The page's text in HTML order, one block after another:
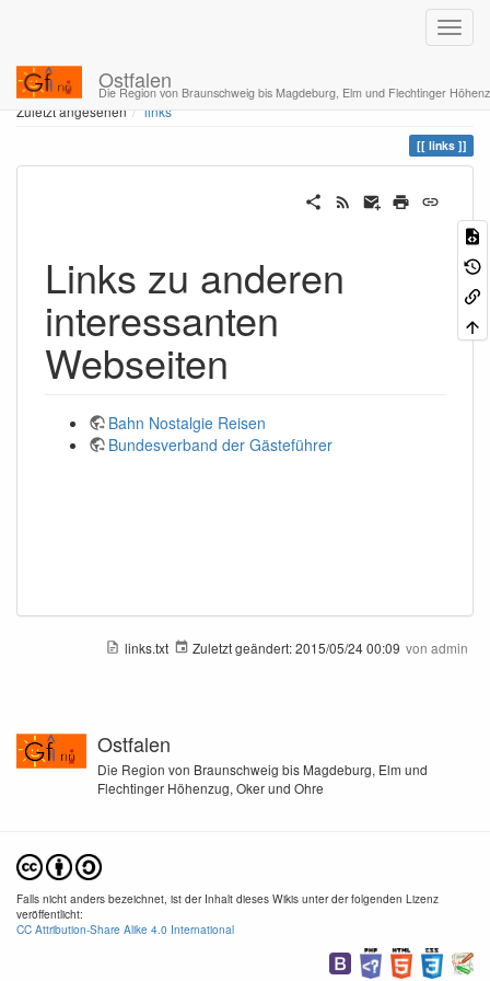
Ostfalen
Die Region von Braunschweig bis Magdeburg, Elm und Flechtinger
Sie befinden sich hier Home
links
Zuletzt angesehen
links
links
Links zu anderen
interessanten
Webseiten
Bahn Nostalgie Reisen
Bundesverband der Gästeführer
links.txt Zuletzt geändert:2015/05/24 00:09 von admin
Ostfalen
Die Region von Braunschweig bis Magdeburg, Elm und
Flechtinger Höhenzug, Oker und Ohre
Falls nicht anders bezeichnet, ist der Inhalt dieses Wikis unter der folgenden Lizenz
veröffentlicht:
CC Attribution-Share Alike 4.0 International